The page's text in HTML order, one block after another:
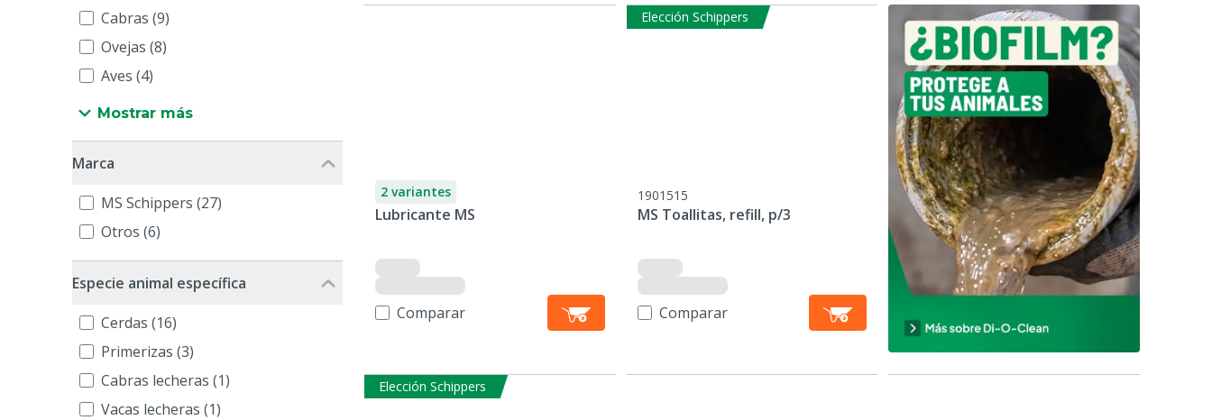
Cabras (9)
Ovejas (8)
Aves (4)
Mostrar más
Marca
MS Schippers (27)
Otros (6)
Especie animal específica
Cerdas (16)
Primerizas (3)
Cabras lecheras (1)
Vacas lecheras (1)
2 variantes
Lubricante MS
Comparar
Elección Schippers
1901515
MS Toallitas, refill, p/3
Comparar
Elección Schippers